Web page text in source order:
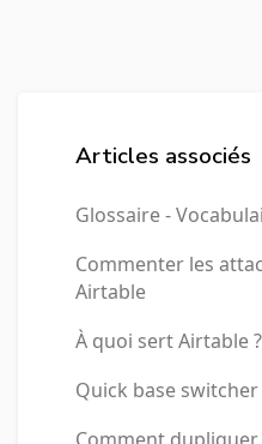
Articles associés
Glossaire -
Commenter les
Airtable
À quoi sert Airtable ?
Quick base switcher